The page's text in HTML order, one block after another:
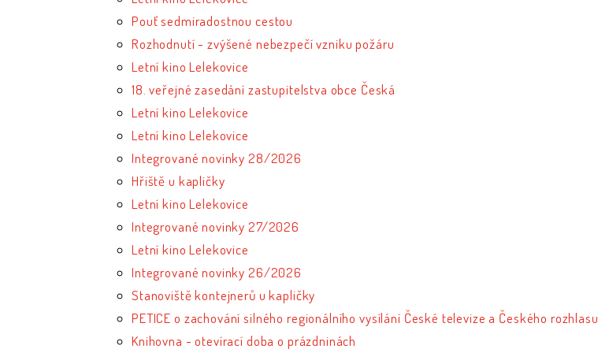
Pouť sedmiradostnou cestou
Rozhodnutí - zvýšené nebezpečí vzniku požáru
Letní kino Lelekovice
18. veřejné zasedání zastupitelstva obce Česká
Letní kino Lelekovice
Letní kino Lelekovice
Integrované novinky 28/2026
Hřiště u kapličky
Letní kino Lelekovice
Integrované novinky 27/2026
Letní kino Lelekovice
Integrované novinky 26/2026
Stanoviště kontejnerů u kapličky
PETICE o zachování silného regionálního vysílání České televize a Českého rozhlasu
Knihovna - otevírací doba o prázdninách